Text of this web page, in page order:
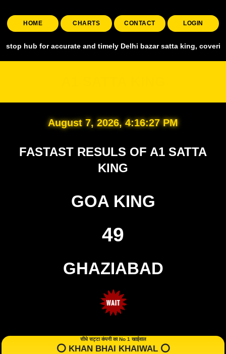
HOME CHARTS CONTACT LOGIN
accurate and timely Delhi bazar satta king, covering all
August 7, 2026, 4:16:28 PM
FASTAST RESULS OF A1 SATTA
KING
GOA KING
49
GHAZIABAD
सीधे सट्टा कंपनी का No 1 खाईवाल
⭕️ KHAN BHAI KHAIWAL ⭕️